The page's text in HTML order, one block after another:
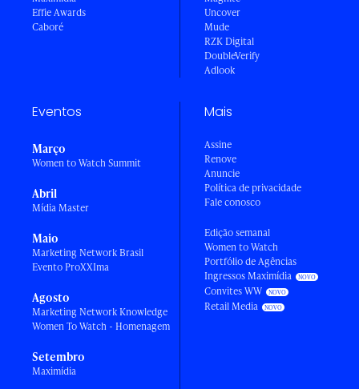
Effie Awards
Caboré
Uncover
Mude
RZK Digital
DoubleVerify
Adlook
Eventos
Março
Women to Watch Summit
Abril
Mídia Master
Maio
Marketing Network Brasil
Evento ProXXIma
Agosto
Marketing Network Knowledge
Women To Watch - Homenagem
Setembro
Maximídia
Mais
Assine
Renove
Anuncie
Política de privacidade
Fale conosco
Edição semanal
Women to Watch
Portfólio de Agências
Ingressos Maximídia
Convites WW
Retail Media